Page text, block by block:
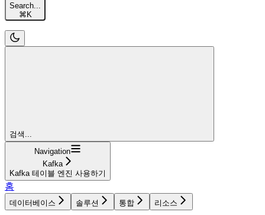
Search...
⌘ K
검색...
Navigation
Kafka
Kafka 테이블 엔진 사용하기
홈
데이터베이스 솔루션 통합 리소스